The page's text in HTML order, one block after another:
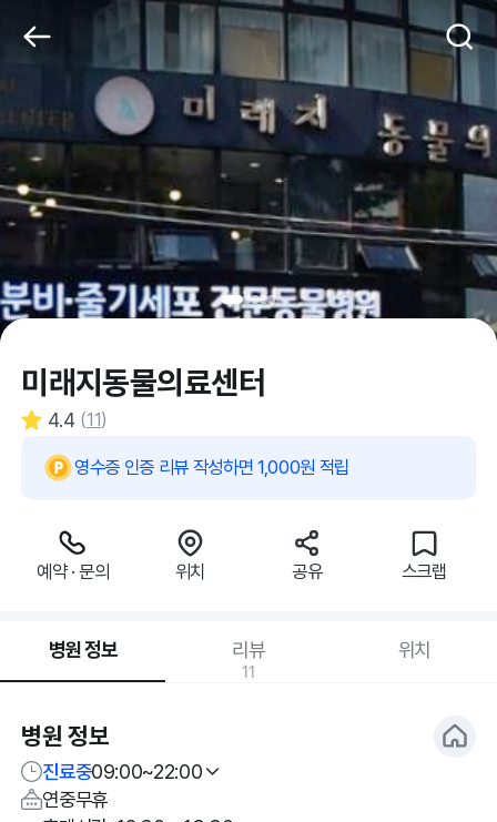
미래지동물의료센터
4.4 (11)
영수증 인증 리뷰 작성하면 1,000원 적립
예약 · 문의 위치 공유 스크랩
병원 정보 리뷰
11
위치
병원 정보
진료중09:00~22:00
연중무휴